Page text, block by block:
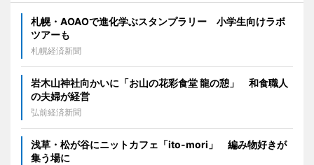
札幌・AOAOで進化学ぶスタンプラリー 小学生向けラボ
ツアーも
札幌経済新聞
岩木山神社向かいに「お山の花彩食堂 龍の憩」 和食職人
の夫婦が経営
弘前経済新聞
浅草・松が谷にニットカフェ「ito-mori」 編み物好きが
集う場に